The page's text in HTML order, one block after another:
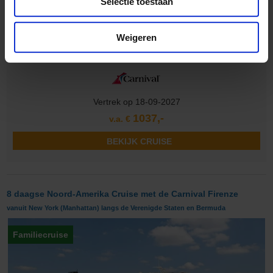
Weigeren
New York (Manhattan), Dag op Zee, Dag op Zee,
Bermuda, Bermuda, Bermuda, Dag op Zee...
Cruise only (vluchten en transfers ook mogelijk)
Volpension (All inclusive is ook mogelijk)
Vertrek op 18-09-2027
v.a. € 1037,-
BEKIJK CRUISE
8 daagse Noord-Amerika Cruise met de Carnival Firenze
vanuit New York (Manhattan) langs de Verenigde Staten en Bermuda
Familiecruise